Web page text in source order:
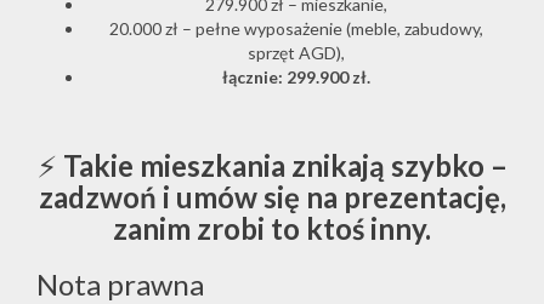
279.900 zł – mieszkanie,
20.000 zł – pełne wyposażenie (meble, zabudowy,
sprzęt AGD),
łącznie: 299.900 zł.
⚡ Takie mieszkania znikają szybko –
zadzwoń i umów się na prezentację,
zanim zrobi to ktoś inny.
Nota prawna